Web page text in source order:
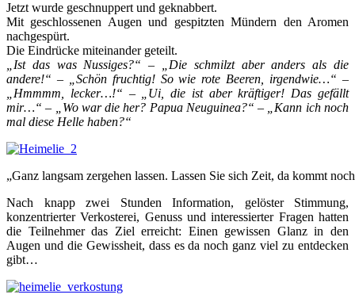
Jetzt wurde geschnuppert und geknabbert.
Mit geschlossenen Augen und gespitzten Mündern den Aromen
nachgespürt.
Die Eindrücke miteinander geteilt.
„Ist das was Nussiges?“ – „Die schmilzt aber anders als die
andere!“ – „Schön fruchtig! So wie rote Beeren, irgendwie…“ –
„Hmmmm, lecker…!“ – „Ui, die ist aber kräftiger! Das gefällt
mir…“ – „Wo war die her? Papua Neuguinea?“ – „Kann ich noch
mal diese Helle haben?“
„Ganz langsam zergehen lassen. Lassen Sie sich Zeit, da kommt
Nach knapp zwei Stunden Information, gelöster Stimmung,
konzentrierter Verkosterei, Genuss und interessierter Fragen hatten
die Teilnehmer das Ziel erreicht: Einen gewissen Glanz in den
Augen und die Gewissheit, dass es da noch ganz viel zu entdecken
gibt…